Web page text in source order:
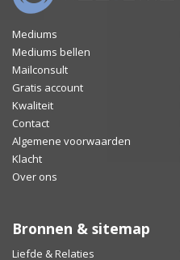
Mediums
Mediums bellen
Mailconsult
Gratis account
Kwaliteit
Contact
Algemene voorwaarden
Klacht
Over ons
Bronnen & sitemap
Liefde & Relaties